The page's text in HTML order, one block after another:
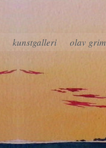
kunstgalleri olav